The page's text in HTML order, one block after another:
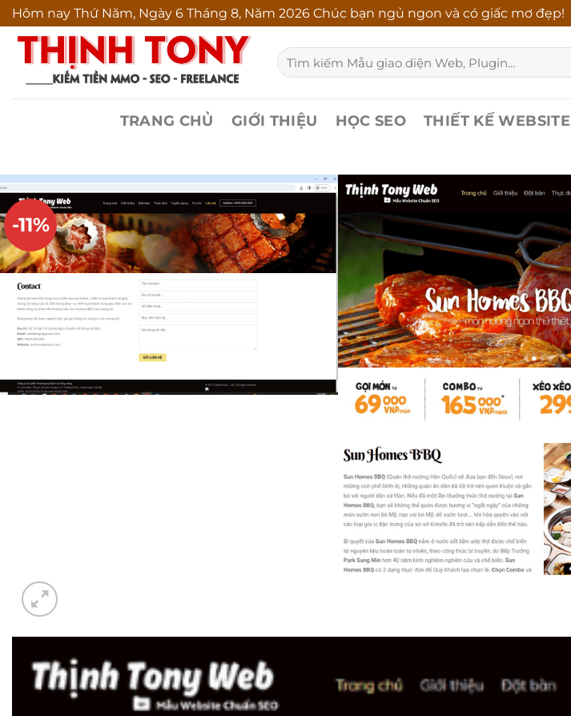
Bỏ
qua
dung
Hôm nay Thứ Năm, Ngày 6 Tháng 8, Năm 2026 Chúc bạn ngủ ngon và có giấc mơ đẹp!
Tìm
kiếm:
TRANG CHỦ GIỚI THIỆU HỌC SEO THIẾT KẾ WEBSITE
-11%